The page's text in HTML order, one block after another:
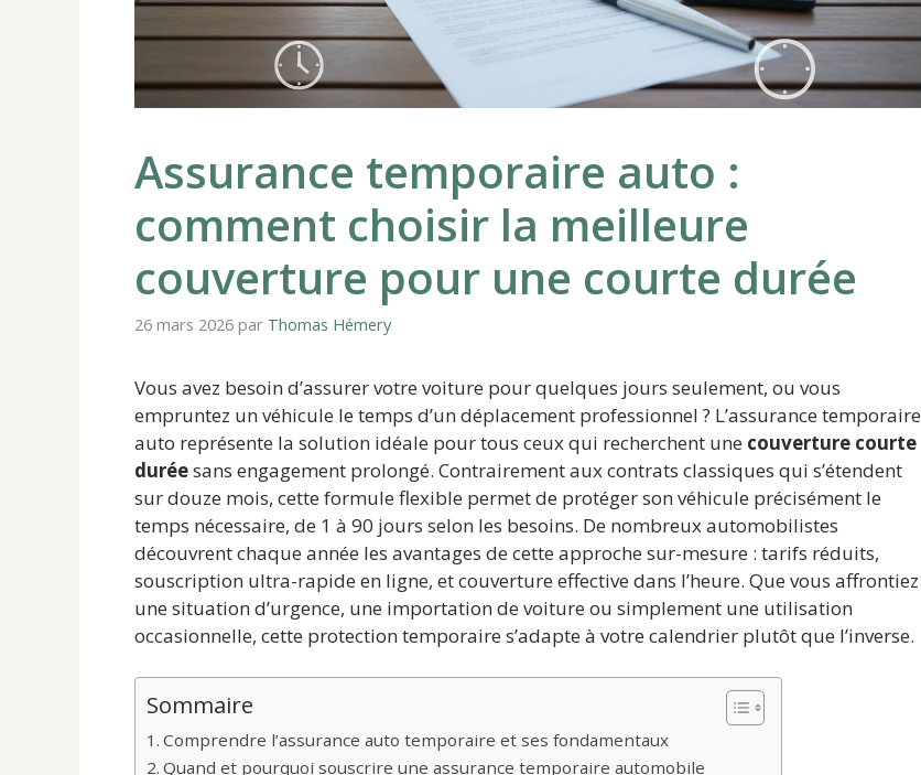
Assurance temporaire auto :
comment choisir la meilleure
couverture pour une courte durée
26 mars 2026 par Thomas Hémery
Vous avez besoin d’assurer votre voiture pour quelques jours seulement, ou vous
empruntez un véhicule le temps d’un déplacement professionnel ? L’assurance temporaire
auto représente la solution idéale pour tous ceux qui recherchent une couverture courte
duréesans engagement prolongé. Contrairement aux contrats classiques qui s’étendent
sur douze mois, cette formule flexible permet de protéger son véhicule précisément le
temps nécessaire, de 1 à 90 jours selon les besoins. De nombreux automobilistes
découvrent chaque année les avantages de cette approche sur-mesure : tarifs réduits,
souscription ultra-rapide en ligne, et couverture effective dans l’heure. Que vous affrontiez
une situation d’urgence, une importation de voiture ou simplement une utilisation
occasionnelle, cette protection temporaire s’adapte à votre calendrier plutôt que l’inverse.
Sommaire
Comprendre l’assurance auto temporaire et ses fondamentaux
Quand et pourquoi souscrire une assurance temporaire automobile